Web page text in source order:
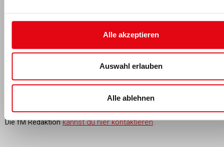
Alle akzeptieren
Auswahl erlauben
Alle ablehnen
Die fM Redaktion
Fitness- und Gesundheitsbranche. Mit Fachwissen,
Marktanalysen und aktuellen Trends versorgt sie ihre
Die fM Redaktion kannst du hier kontaktieren.